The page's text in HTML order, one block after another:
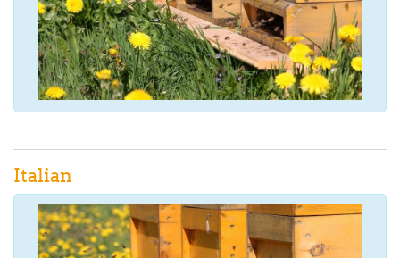
Italian